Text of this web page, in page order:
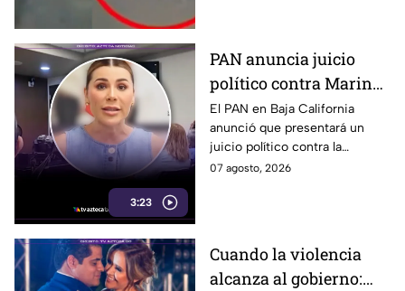
3:23
PAN anuncia juicio
político contra Marina
del Pilar y la fiscal de
Baja California
El PAN en Baja California
anunció que presentará un
juicio político contra la
gobernadora y la fiscal del
07 agosto, 2026
Cuando la violencia
alcanza al gobierno: